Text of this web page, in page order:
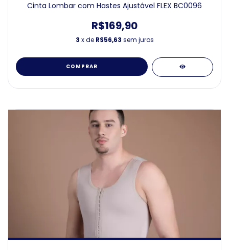
Cinta Lombar com Hastes Ajustável FLEX BC0096
R$169,90
3 x de R$56,63 sem juros
COMPRAR